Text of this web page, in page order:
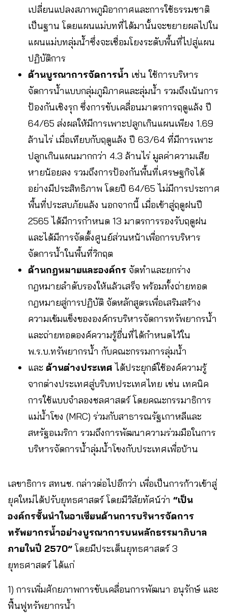
เปลี่ยนแปลงสภาพภูมิอากาศและการใช้ธรรมชาติ
เป็นฐาน โดยแผนแม่บทที่ได้มานั้นจะขยายผลไปใน
แผนแม่บทลุ่มน้ำซึ่งจะเชื่อมโยงระดับพื้นที่ไปสู่แผน
ปฏิบัติการ
ด้านบูรณาการจัดการน้ำ เช่น ใช้การบริหาร
จัดการน้ำแบบกลุ่มภูมิภาคและลุ่มน้ำ รวมถึงเน้นการ
ป้องกันเชิงรุก ซึ่งการขับเคลื่อนมาตรการฤดูแล้ง ปี
64/65 ส่งผลให้มีการเพาะปลูกเกินแผนเพียง 1.69
ล้านไร่ เมื่อเทียบกับฤดูแล้ง ปี 63/64 ที่มีการเพาะ
ปลูกเกินแผนมากกว่า 4.3 ล้านไร่ มูลค่าความเสีย
หายน้อยลง รวมถึงการป้องกันพื้นที่เศรษฐกิจได้
อย่างมีประสิทธิภาพ โดยปี 64/65 ไม่มีการประกาศ
พื้นที่ประสบภัยแล้ง นอกจากนี้ เมื่อเข้าสู่ฤดูฝนปี
2565 ได้มีการกำหนด 13 มาตรการรองรับฤดูฝน
และได้มีการจัดตั้งศูนย์ส่วนหน้าเพื่อการบริหาร
จัดการน้ำในพื้นที่วิกฤต
ด้านกฎหมายและองค์กร จัดทำและยกร่าง
กฎหมายลำดับรองให้แล้วเสร็จ พร้อมทั้งถ่ายทอด
กฎหมายสู่การปฏิบัติ จัดหลักสูตรเพื่อเสริมสร้าง
ความเข้มแข็งขององค์กรบริหารจัดการทรัพยากรน้ำ
และถ่ายทอดองค์ความรู้อื่นที่ได้กำหนดไว้ใน
พ.ร.บ.ทรัพยากรน้ำ กับคณะกรรมการลุ่มน้ำ
และ ด้านต่างประเทศ ได้ประยุกต์ใช้องค์ความรู้
จากต่างประเทศสู่บริบทประเทศไทย เช่น เทคนิค
การใช้แบบจำลองชลศาสตร์ โดยคณะกรรมาธิการ
แม่น้ำโขง (MRC) ร่วมกับสาธารณรัฐเกาหลีและ
สหรัฐอเมริกา รวมถึงการพัฒนาความร่วมมือในการ
บริหารจัดการน้ำลุ่มน้ำโขงกับประเทศเพื่อบ้าน
เลขาธิการ สทนช. กล่าวต่อไปอีกว่า เพื่อเป็นการก้าวเข้าสู่
ยุคใหม่ได้ปรับยุทธศาสตร์ โดยมีวิสัยทัศน์ว่า “เป็น
องค์กรชั้นนำในอาเซียนด้านการบริหารจัดการ
ทรัพยากรน้ำอย่างบูรณาการบนหลักธรรมาภิบาล
ภายในปี 2570”โดยมีประเด็นยุทธศาสตร์ 3
ยุทธศาสตร์ ได้แก่
1) การเพิ่มศักยภาพการขับเคลื่อนการพัฒนา อนุรักษ์ และ
ฟื้นฟูทรัพยากรน้ำ